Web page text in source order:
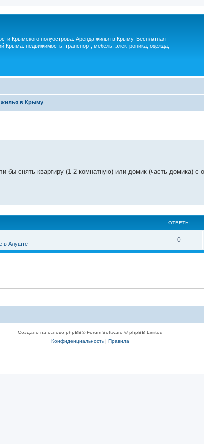
Крымского полуострова. Аренда жилья в Крыму. Бесплатная
Крыма: недвижимость, транспорт, мебель, электроника, одежда,
жилья в Крыму
бы снять квартиру (1-2 комнатную) или домик (часть домика) с
ОТВЕТЫ
в Алуште
0
Создано на основе phpBB® Forum Software © phpBB Limited
Конфиденциальность| Правила